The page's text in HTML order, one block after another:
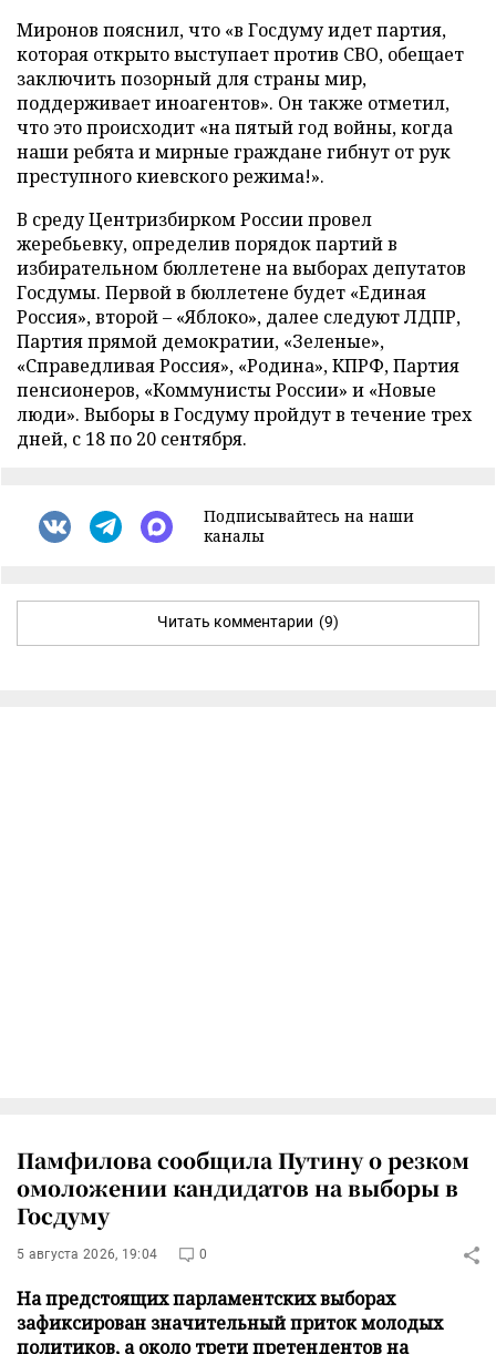
Миронов пояснил, что «в Госдуму идет партия,
которая открыто выступает против СВО, обещает
заключить позорный для страны мир,
поддерживает иноагентов». Он также отметил,
что это происходит «на пятый год войны, когда
наши ребята и мирные граждане гибнут от рук
преступного киевского режима!».
В среду Центризбирком России провел
жеребьевку, определив порядок партий в
избирательном бюллетене на выборах депутатов
Госдумы. Первой в бюллетене будет «Единая
Россия», второй – «Яблоко», далее следуют ЛДПР,
Партия прямой демократии, «Зеленые»,
«Справедливая Россия», «Родина», КПРФ, Партия
пенсионеров, «Коммунисты России» и «Новые
люди». Выборы в Госдуму пройдут в течение трех
дней, с 18 по 20 сентября.
Подписывайтесь на наши
каналы
Читать комментарии (9)
Памфилова сообщила Путину о резком
омоложении кандидатов на выборы в
Госдуму
5 августа 2026, 19:04 0
На предстоящих парламентских выборах
зафиксирован значительный приток молодых
политиков, а около трети претендентов на